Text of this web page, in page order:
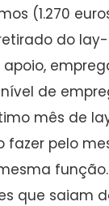
(1.270
do
de
mês de
fazer pelo
função.
que saiam